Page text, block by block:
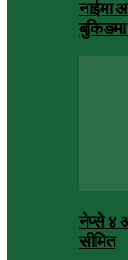
नाईमा
नेप्से ४
सीमित